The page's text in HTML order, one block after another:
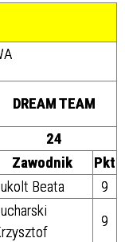
DREAM TEAM
24
Zawodnik
Pkt
Beata
9
9